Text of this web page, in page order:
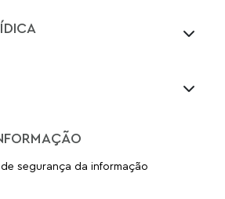
segurança da informação